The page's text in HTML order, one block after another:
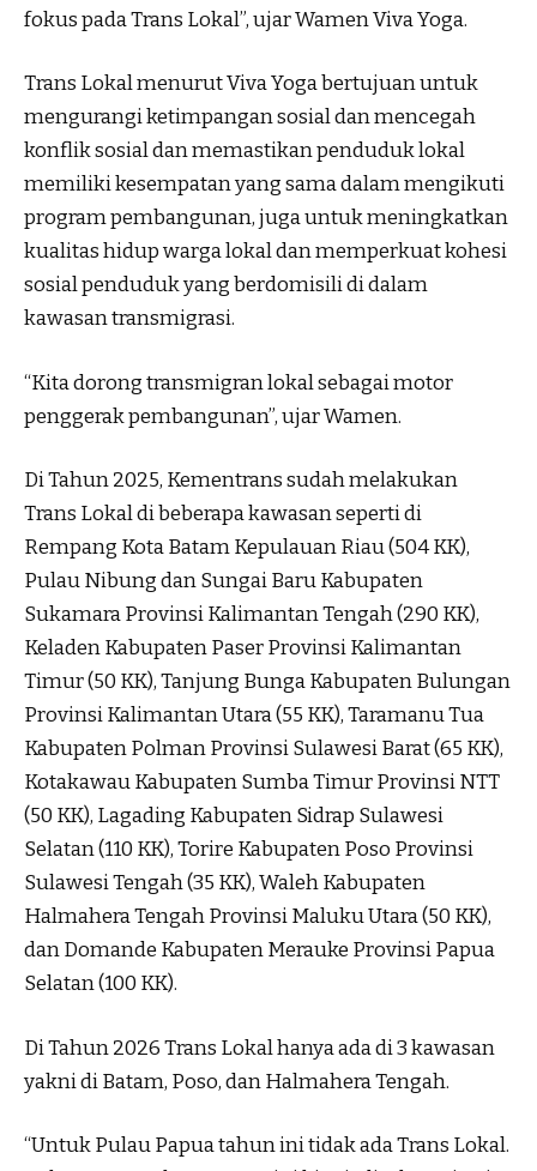
fokus pada Trans Lokal”, ujar Wamen Viva Yoga.
Trans Lokal menurut Viva Yoga bertujuan untuk
mengurangi ketimpangan sosial dan mencegah
konflik sosial dan memastikan penduduk lokal
memiliki kesempatan yang sama dalam mengikuti
program pembangunan, juga untuk meningkatkan
kualitas hidup warga lokal dan memperkuat kohesi
sosial penduduk yang berdomisili di dalam
kawasan transmigrasi.
“Kita dorong transmigran lokal sebagai motor
penggerak pembangunan”, ujar Wamen.
Di Tahun 2025, Kementrans sudah melakukan
Trans Lokal di beberapa kawasan seperti di
Rempang Kota Batam Kepulauan Riau (504 KK),
Pulau Nibung dan Sungai Baru Kabupaten
Sukamara Provinsi Kalimantan Tengah (290 KK),
Keladen Kabupaten Paser Provinsi Kalimantan
Timur (50 KK), Tanjung Bunga Kabupaten Bulungan
Provinsi Kalimantan Utara (55 KK), Taramanu Tua
Kabupaten Polman Provinsi Sulawesi Barat (65 KK),
Kotakawau Kabupaten Sumba Timur Provinsi NTT
(50 KK), Lagading Kabupaten Sidrap Sulawesi
Selatan (110 KK), Torire Kabupaten Poso Provinsi
Sulawesi Tengah (35 KK), Waleh Kabupaten
Halmahera Tengah Provinsi Maluku Utara (50 KK),
dan Domande Kabupaten Merauke Provinsi Papua
Selatan (100 KK).
Di Tahun 2026 Trans Lokal hanya ada di 3 kawasan
yakni di Batam, Poso, dan Halmahera Tengah.
“Untuk Pulau Papua tahun ini tidak ada Trans Lokal.